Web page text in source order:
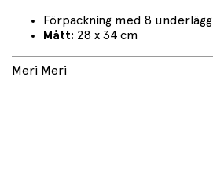
Förpackning med 8 underlägg
Mått: 28 x 34 cm
Meri Meri